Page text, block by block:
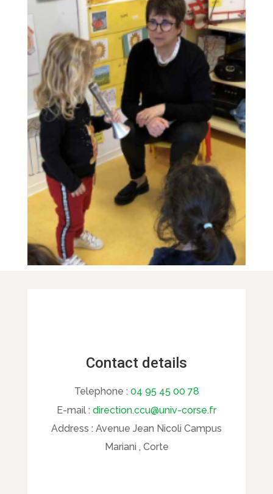
Contact details
Telephone : 04 95 45 00 78
E-mail : direction.ccu@univ-corse.fr
Address : Avenue Jean Nicoli Campus
Mariani , Corte